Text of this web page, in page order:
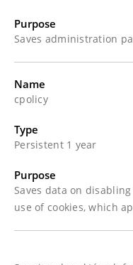
Purpose
Saves administration
Name
cpolicy
Type
Persistent 1 year
Purpose
Saves data on
use of cookies, which